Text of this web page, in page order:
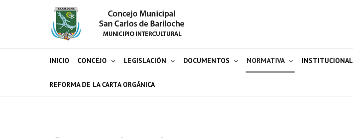
INICIO CONCEJO LEGISLACIÓN DOCUMENTOS NORMATIVA INSTITUCIONAL
REFORMA DE LA CARTA ORGÁNICA